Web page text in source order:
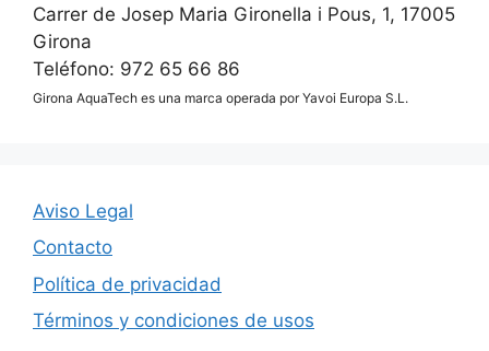
Carrer de Josep Maria Gironella i Pous, 1, 17005
Girona
Teléfono: 972 65 66 86
Girona AquaTech es una marca operada por Yavoi Europa S.L.
Aviso Legal
Contacto
Política de privacidad
Términos y condiciones de usos